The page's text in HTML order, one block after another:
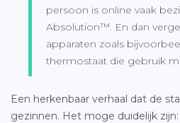
persoon is online vaak
Absolution™. En dan
apparaten zoals
thermostaat die gebruik
Een herkenbaar verhaal dat de
gezinnen. Het moge duidelijk